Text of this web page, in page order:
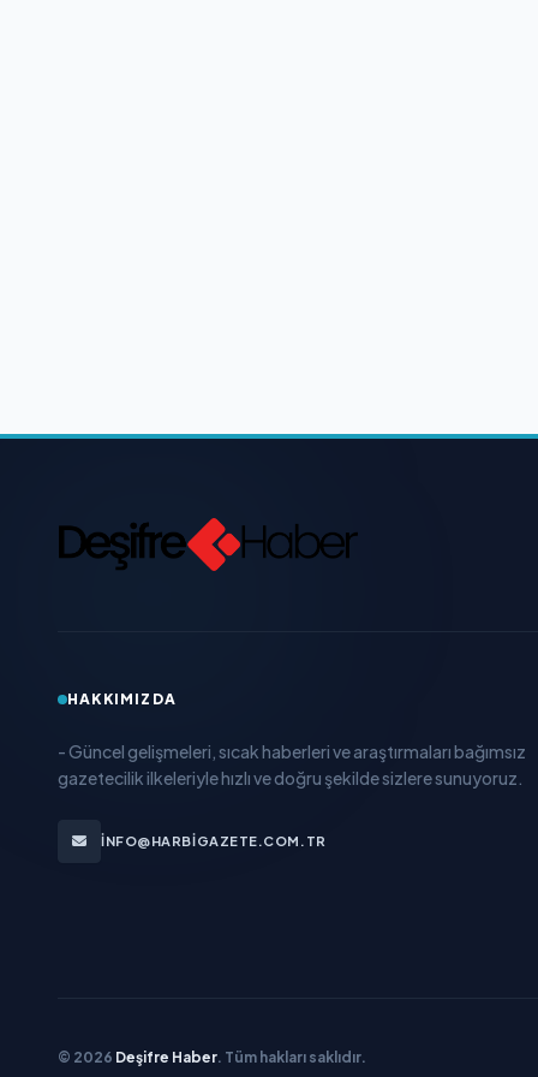
HAKKIMIZDA
- Güncel gelişmeleri, sıcak haberleri ve araştırmaları bağımsız
gazetecilik ilkeleriyle hızlı ve doğru şekilde sizlere sunuyoruz.
INFO@HARBIGAZETE.COM.TR
© 2026 Deşifre Haber. Tüm hakları saklıdır.